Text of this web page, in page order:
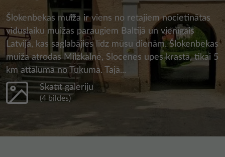
Šlokenbekas muiža ir viens no retajiem nocietinātas
viduslaiku muižas paraugiem Baltijā un vienīgais
Latvijā, kas saglabājies līdz mūsu dienām. Šlokenbekas
muiža atrodas Milzkalnē, Slocenes upes krastā, tikai 5
km attālumā no Tukuma. Tajā...
Skatīt galeriju
(4 bildes)